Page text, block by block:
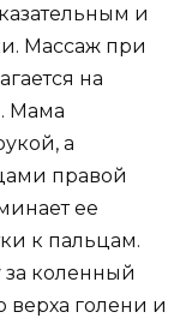
и
Массаж при
на
Мама
а
правой
ее
к пальцам.
за коленный
верха голени и